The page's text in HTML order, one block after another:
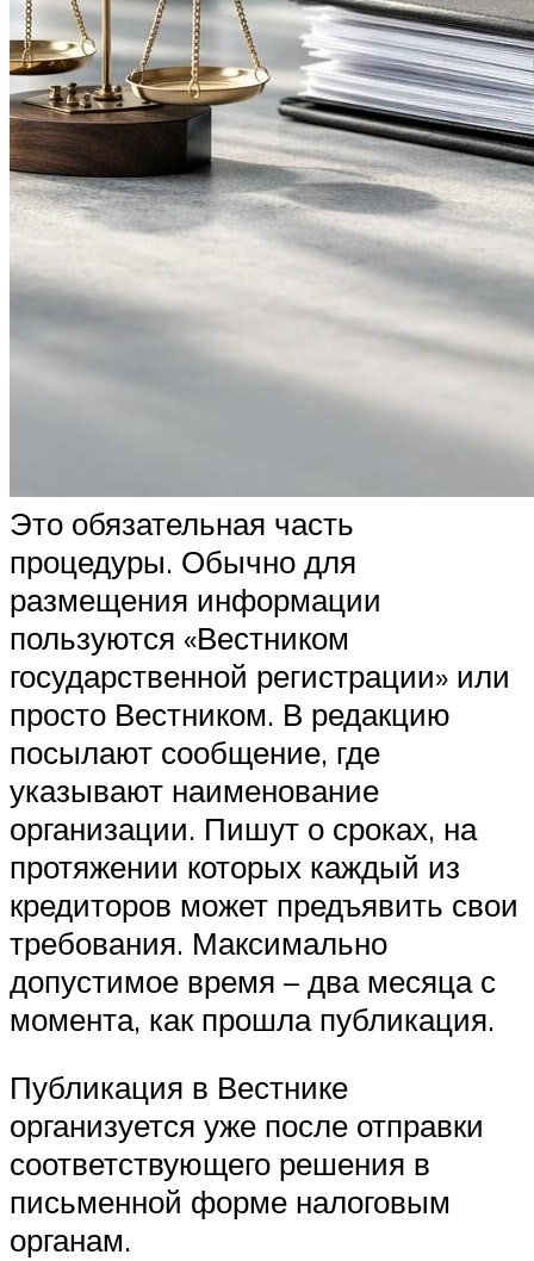
Это обязательная часть
процедуры. Обычно для
размещения информации
пользуются «Вестником
государственной регистрации» или
просто Вестником. В редакцию
посылают сообщение, где
указывают наименование
организации. Пишут о сроках, на
протяжении которых каждый из
кредиторов может предъявить свои
требования. Максимально
допустимое время – два месяца с
момента, как прошла публикация.
Публикация в Вестнике
организуется уже после отправки
соответствующего решения в
письменной форме налоговым
органам.